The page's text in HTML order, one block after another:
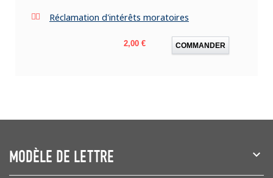
Réclamation d'intérêts moratoires
Prix
2,00 € COMMANDER
MODÈLE DE LETTRE